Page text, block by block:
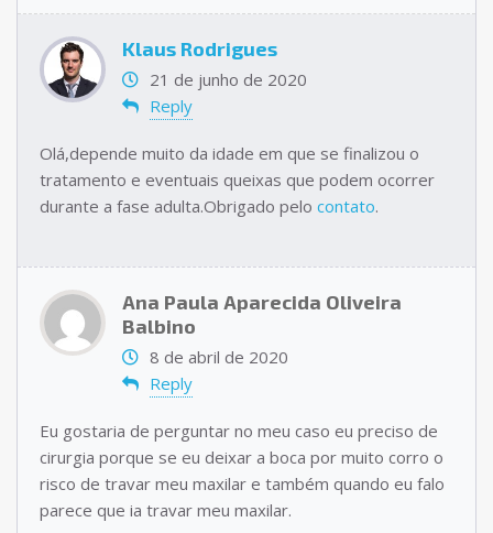
Klaus Rodrigues
21 de junho de 2020
Reply
Olá,depende muito da idade em que se finalizou o
tratamento e eventuais queixas que podem ocorrer
durante a fase adulta.Obrigado pelo contato.
Ana Paula Aparecida Oliveira
Balbino
8 de abril de 2020
Reply
Eu gostaria de perguntar no meu caso eu preciso de
cirurgia porque se eu deixar a boca por muito corro o
risco de travar meu maxilar e também quando eu falo
parece que ia travar meu maxilar.